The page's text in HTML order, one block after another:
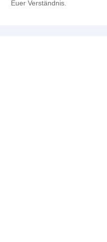
Euer Verständnis.